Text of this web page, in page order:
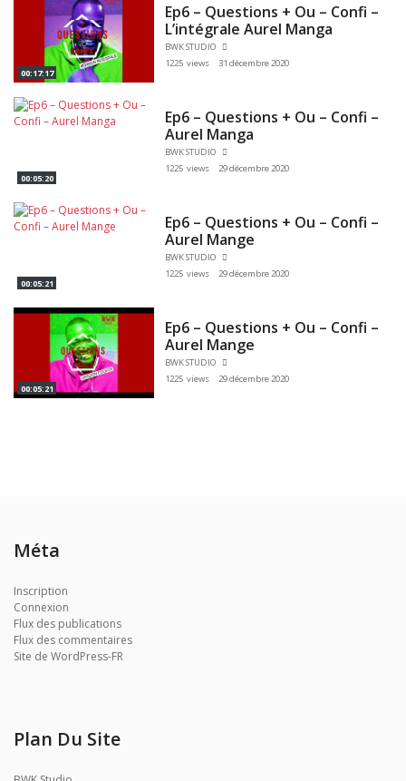
00:17:17
Ep6 – Questions + Ou – Confi –
L’intégrale Aurel Manga
BWK STUDIO
1225 views
31 décembre 2020
00:05:20
Ep6 – Questions + Ou – Confi –
Aurel Manga
BWK STUDIO
1225 views
29 décembre 2020
00:05:21
Ep6 – Questions + Ou – Confi –
Aurel Mange
BWK STUDIO
1225 views
29 décembre 2020
00:05:21
Ep6 – Questions + Ou – Confi –
Aurel Mange
BWK STUDIO
1225 views
29 décembre 2020
Méta
Inscription
Connexion
Flux des publications
Flux des commentaires
Site de WordPress-FR
Plan Du Site